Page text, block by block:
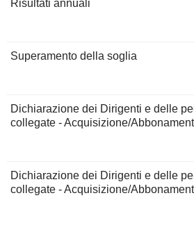
Risultati annuali
Superamento della soglia
Dichiarazione dei Dirigenti e delle
collegate - Acquisizione/
Dichiarazione dei Dirigenti e delle
collegate - Acquisizione/